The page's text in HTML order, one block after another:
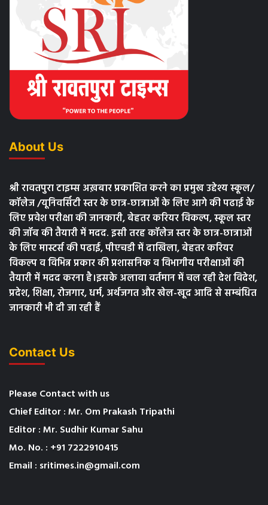
About Us
श्री रावतपुरा टाइम्स अख़बार प्रकाशित करने का प्रमुख उद्देश्य स्कूल/
कॉलेज /यूनिवर्सिटी स्तर के छात्र-छात्राओं के लिए आगे की पढाई के
लिए प्रवेश परीक्षा की जानकारी, बेहतर करियर विकल्प, स्कूल स्तर
की जॉब की तैयारी में मदद. इसी तरह कॉलेज स्तर के छात्र-छात्राओं
के लिए मास्टर्स की पढाई, पीएचडी में दाखिला, बेहतर करियर
विकल्प व विभिन्न प्रकार की प्रशासनिक व विभागीय परीक्षाओं की
तैयारी में मदद करना है।इसके अलावा वर्तमान में चल रही देश विदेश,
प्रदेश, शिक्षा, रोजगार, धर्म, अर्थजगत और खेल-खूद आदि से सम्बंधित
जानकारी भी दी जा रही हैं
Contact Us
Please Contact with us
Chief Editor : Mr. Om Prakash Tripathi
Editor : Mr. Sudhir Kumar Sahu
Mo. No. : +91 7222910415
Email : sritimes.in@gmail.com